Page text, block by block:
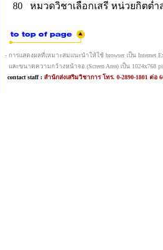
80 หมวดวิชาเลือกเสรี หน่วยกิตต่ำ
- การแสดงผลที่เหมาะสมแนะนำให้ใช้ browser เป็น Internet
และขนาดความกว้างหน้าจอ (Screen Area) เป็น 1024x768
contact staff : สำนักส่งเสริมวิชาการ โทร. 0-2890-1801 ต่อ